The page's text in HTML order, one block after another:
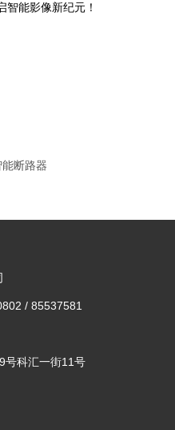
能影像新纪元！
能断路器
/ 85537581
号科汇一街11号